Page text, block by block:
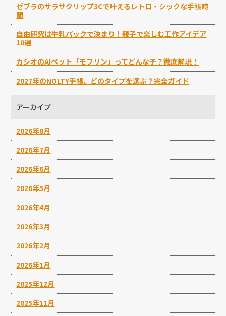
ゼブラのサラサクリップ3Cで叶えるレトロ・シックな手帳時
間
自由研究は牛乳パックで決まり！親子で楽しむ工作アイデア
10選
カシオのAIペット「モフリン」ってどんな子？徹底解説！
2027年のNOLTY手帳、どのタイプを選ぶ？完全ガイド
アーカイブ
2026年8月
2026年7月
2026年6月
2026年5月
2026年4月
2026年3月
2026年2月
2026年1月
2025年12月
2025年11月